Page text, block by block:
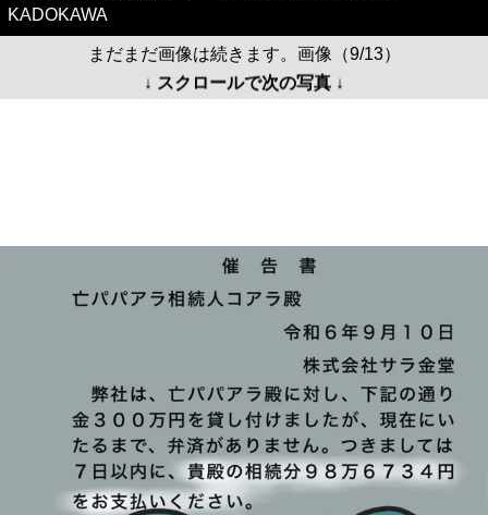
KADOKAWA
まだまだ画像は続きます。画像（9/13）
↓ スクロールで次の写真 ↓